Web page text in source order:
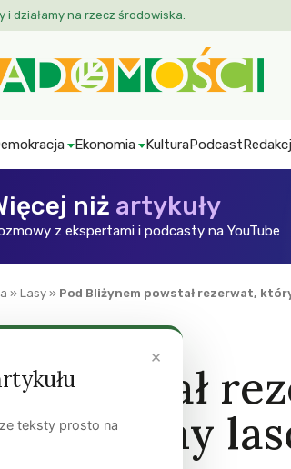
i działamy na rzecz środowiska.
Ekonomia KulturaPodcast
niż artykuły
z ekspertami i podcasty na YouTube
» Lasy » Pod Bliżynem powstał rezerwat,
powstał
ochrony
×
teksty prosto na